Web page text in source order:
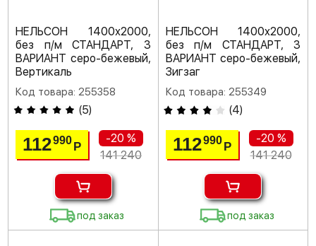
НЕЛЬСОН 1400х2000,
без п/м СТАНДАРТ, 3
ВАРИАНТ серо-бежевый,
Вертикаль
Код товара: 255358
(5)
112990 Р
-20 %
141 240
под заказ
НЕЛЬСОН 1400х2000,
без п/м СТАНДАРТ, 3
ВАРИАНТ серо-бежевый,
Зигзаг
Код товара: 255349
(4)
112990 Р
-20 %
141 240
под заказ